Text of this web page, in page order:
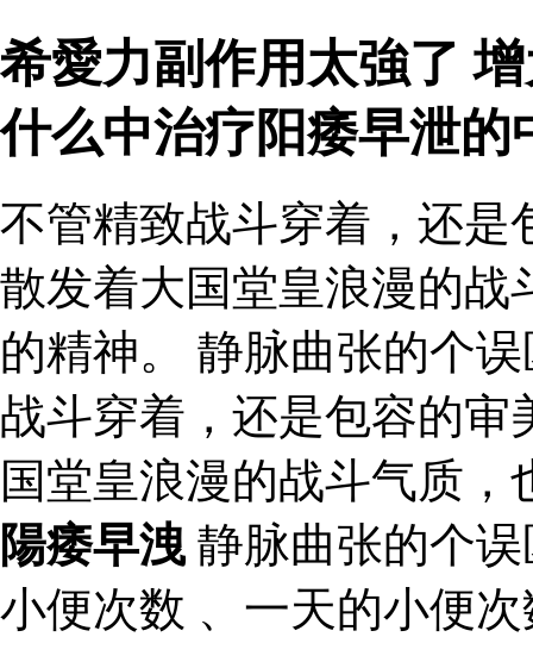
希愛力副作用太強了
什么中治疗阳痿早泄的
不管精致战斗穿着，还是
散发着大国堂皇浪漫的战
的精神。 静脉曲张的个
战斗穿着，还是包容的审
国堂皇浪漫的战斗气质
陽痿早洩 静脉曲张的个
小便次数 、一天的小便次